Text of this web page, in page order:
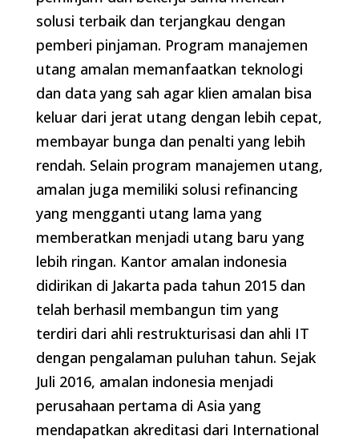
solusi terbaik dan terjangkau dengan
pemberi pinjaman. Program manajemen
utang amalan memanfaatkan teknologi
dan data yang sah agar klien amalan bisa
keluar dari jerat utang dengan lebih cepat,
membayar bunga dan penalti yang lebih
rendah. Selain program manajemen utang,
amalan juga memiliki solusi refinancing
yang mengganti utang lama yang
memberatkan menjadi utang baru yang
lebih ringan. Kantor amalan indonesia
didirikan di Jakarta pada tahun 2015 dan
telah berhasil membangun tim yang
terdiri dari ahli restrukturisasi dan ahli IT
dengan pengalaman puluhan tahun. Sejak
Juli 2016, amalan indonesia menjadi
perusahaan pertama di Asia yang
mendapatkan akreditasi dari International